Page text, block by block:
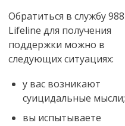
Обратиться в службу 988
Lifeline для получения
поддержки можно в
следующих ситуациях:
у вас возникают
суицидальные мысли;
вы испытываете